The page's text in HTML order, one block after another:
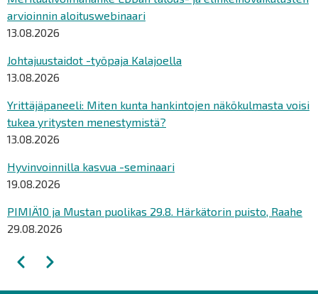
arvioinnin aloituswebinaari
13.08.2026
Johtajuustaidot -työpaja Kalajoella
13.08.2026
Yrittäjäpaneeli: Miten kunta hankintojen näkökulmasta voisi
tukea yritysten menestymistä?
13.08.2026
Hyvinvoinnilla kasvua -seminaari
19.08.2026
PIMIÄ10 ja Mustan puolikas 29.8. Härkätorin puisto, Raahe
29.08.2026
Sivutus
EdellinenSeuraava